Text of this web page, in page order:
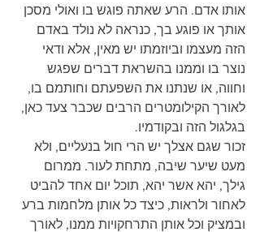
אותו אדם. הרע שאתה פוגש בו ואולי מסכן
אותך או פוגע בך, כנראה לא נולד באדם
הזה מעצמו וביוזמתו יש מאין, אלא ודאי
נוצר בו וממנו בהשראת דברים שפגש
וחווה, או שנתנו את השפעתם וחותמם בו,
לאורך הקילומטרים הרבים שכבר צעד כאן,
בגלגול הזה ובקודמיו.
זכור שגם אצלך יש הרי חול בנעליים, ולא
מעט שיער שיבה, מתחת לעור. ממרום
גילך, יהא אשר יהא, תוכל יום אחד להביט
לאחור ולראות, כיצד כל אותן מלחמות ברע
ובמציק וכל אותן התרחקויות ממנו, לאורך